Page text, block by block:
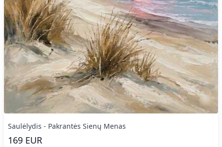
Saulėlydis - Pakrantės Sienų Menas
169 EUR